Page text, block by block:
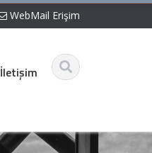
WebMail Erişim
İletişim